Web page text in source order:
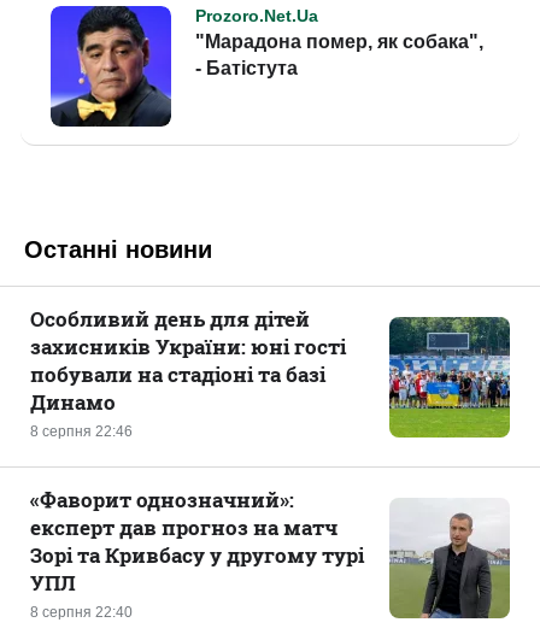
Останні новини
8 серпня 22:46
Особливий день для дітей
захисників України: юні гості
побували на стадіоні та базі
Динамо
8 серпня 22:40
«Фаворит однозначний»:
експерт дав прогноз на матч
Зорі та Кривбасу у другому турі
УПЛ